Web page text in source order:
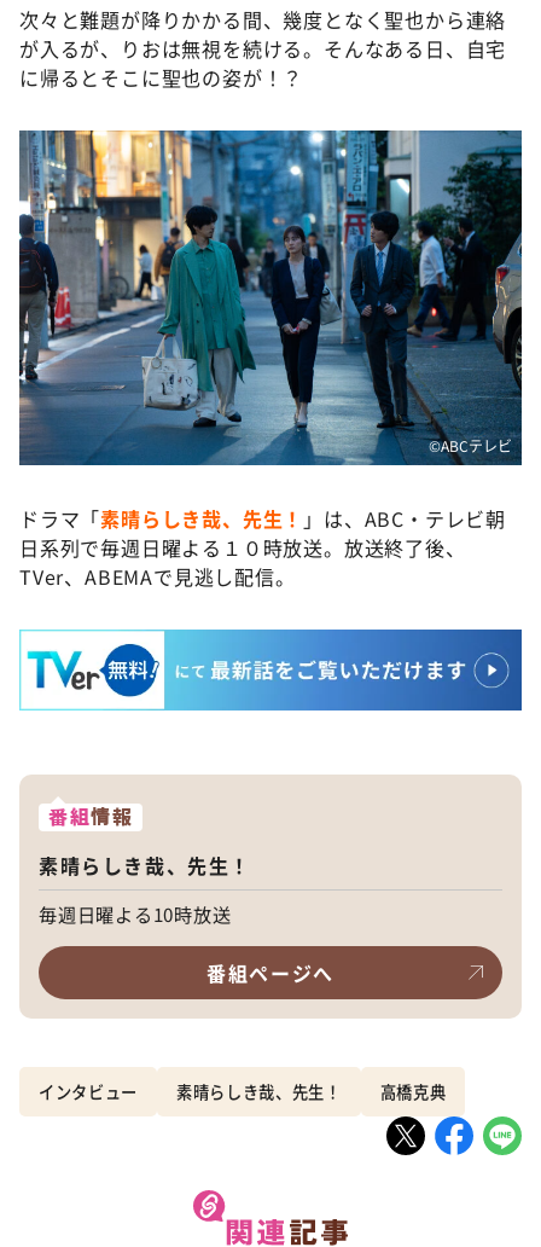
次々と難題が降りかかる間、幾度となく聖也から連絡
が入るが、りおは無視を続ける。そんなある日、自宅
に帰るとそこに聖也の姿が！？
©️ABCテレビ
ドラマ「素晴らしき哉、先生！ 」は、ABC・テレビ朝
日系列で毎週日曜よる１０時放送。放送終了後、
TVer、ABEMAで見逃し配信。
番組情報
素晴らしき哉、先生！
毎週日曜よる10時放送
番組ページへ
インタビュー 素晴らしき哉、先生！ 高橋克典